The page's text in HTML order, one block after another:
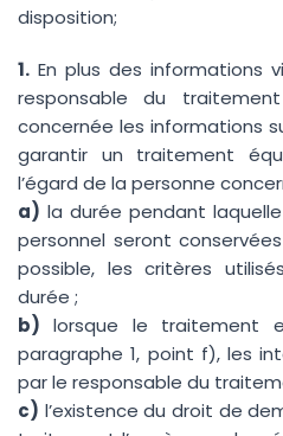
disposition;
1. En plus des informations
responsable du
concernée les informations
garantir un traitement
l’égard de la personne
a) la durée pendant
personnel seront
possible, les critères
durée ;
b) lorsque le traitement
paragraphe 1, point f), les
par le responsable du
c) l’existence du droit de